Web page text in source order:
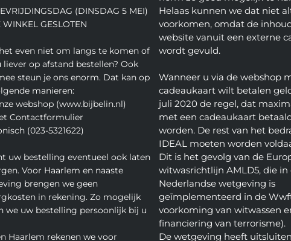
(DINSDAG 5 MEI)
WINKEL GESLOTEN
even niet om langs te komen of
op afstand bestellen? Ook
steun je ons enorm. Dat kan op
manieren:
webshop (www.bijbelin.nl)
Contactformulier
(023-5321622)
uw bestelling eventueel ook laten
Voor Haarlem en naaste
brengen we geen
in rekening. Zo mogelijk
we uw bestelling persoonlijk bij u
Haarlem rekenen we voor
Helaas kunnen we dat niet
voorkomen, omdat de
website vanuit een externe
wordt gevuld.
Wanneer u via de webshop
cadeaukaart wilt betalen
juli 2020 de regel, dat
met een cadeaukaart
worden. De rest van het
IDEAL moeten worden
Dit is het gevolg van de
witwasrichtlijn AMLD5, die in
Nederlandse wetgeving is
geïmplementeerd in de
voorkoming van witwassen
financiering van terrorisme).
De wetgeving heeft